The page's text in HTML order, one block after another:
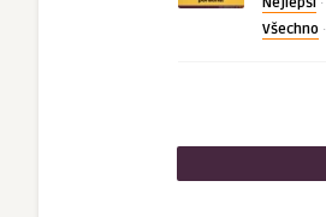
Všechno ·